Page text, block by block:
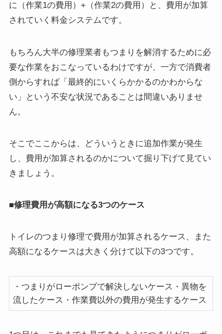
に（作業1の費用）+（作業2の費用）と、費用が加算
されていく料金システムです。
もちろん大半の修理業者もつまりを解消するために必
要な作業をおこなっているわけですが、一方で消費者
側からすれば「最終的にいくらかかるのかわからな
い」という不安な状況であることは間違いありませ
ん。
そこでここからは、どういうときに追加作業が発生
し、費用が加算されるのかについて掘り下げて見てい
きましょう。
■修理費用が高額になる3つのケース
トイレのつまり修理で費用が加算されるケース、また
高額になるケースは大きく分けて以下の3つです。
・つまりがローポンプで解決しないケース・異物を
流したケース・作業費以外の費用が発生するケース